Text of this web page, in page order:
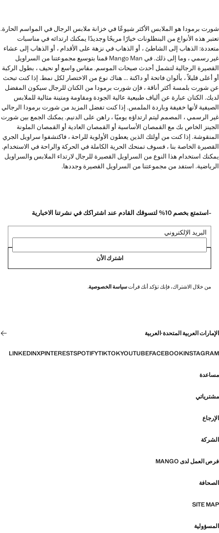
شورت برمودا هو الملابس الأكثر شيوعًا في خزانة ملابس الرجال في المواسم الحارة.
تعتبر هذه الأنواع من البنطلونات خيارًا مريحًا وجديدًا يمكنك ارتدائه في مناسبات
متعددة: الذهاب إلى الشاطئ ، أو الذهاب في نزهة على الأقدام ، أو الذهاب إلى عشاء
غير رسمي ، وما إلى ذلك. في Mango Man قمنا بتوسيع مجموعتنا من السراويل
القصيرة الرجالية لتشمل أحدث صيحات الموسم. مقاس واسع أو نحيف ، بطول الركبة
أو أعلى قليلاً ، بألوان فاتحة أو داكنة ... هناك نوع من الاختصار لكل نمط. إذا كنت تبحث
عن شورت بلمسة أكثر أناقة ، فإن شورت برمودا من الكتان للرجال سيكون المفضل
لديك. الكتان عبارة عن ألياف طبيعية عالية الجودة ومقاومة ومتينة مثالية للملابس
الصيفية لأنها خفيفة وباردة الملمس. إذا كنت تفضل المزيد من شورت برمودا الرجالي
غير الرسمي ، المصمم ليتم ارتداؤه يوميًا ، راهن على الدنيم. يمكنك الجمع بين شورت
الجينز الخاص بك مع القمصان الأساسية أو القمصان العادية أو القمصان الملونة
المنقوشة. إذا كنت من أولئك الذين يعطون الأولوية للراحة ، فاكتشفوا سراويل الجري
القصيرة الخاصة بنا ، فسوف تمنحك الحرية الكاملة في الحركة والراحة في الاستخدام.
يمكنك استخدام هذا النوع من السراويل القصيرة للرجال لارتداء الملابس والسراويل
الرياضية. استفد من مجموعتنا من السراويل القصيرة وجددها.
-استمتع بخصم 10% لتسوقك القادم عند اشتراكك في نشرتنا الاخبارية
البريد الإلكتروني
اشترك الأن
من خلال الاشتراك، فإنك تؤكد أنك قرأتسياسة الخصوصية.
الإمارات العربية المتحدة·العربية
INSTAGRAM
FACEBOOK
YOUTUBE
TIKTOK
SPOTIFY
PINTEREST
X
LINKEDIN
مساعدة
مشترياتي
الإرجاع
الشركة
فرص العمل لدى MANGO
الصحافة
SITE MAP
المسؤولية